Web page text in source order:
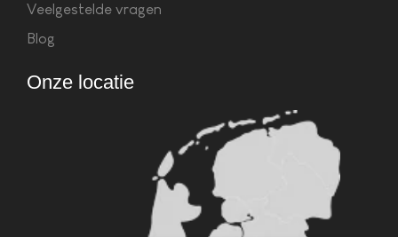
Veelgestelde vragen
Blog
Onze locatie